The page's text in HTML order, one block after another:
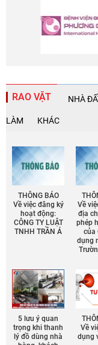
RAO VẶT NHÀ
LÀM KHÁC
THÔNG BÁO
Về việc đăng ký
hoạt động:
CÔNG TY LUẬT
TNHH TRẦN Á
Về
địa
phép
của
dụng
5 lưu ý quan
trọng khi thanh
lý đồ dùng nhà
Về
dụng